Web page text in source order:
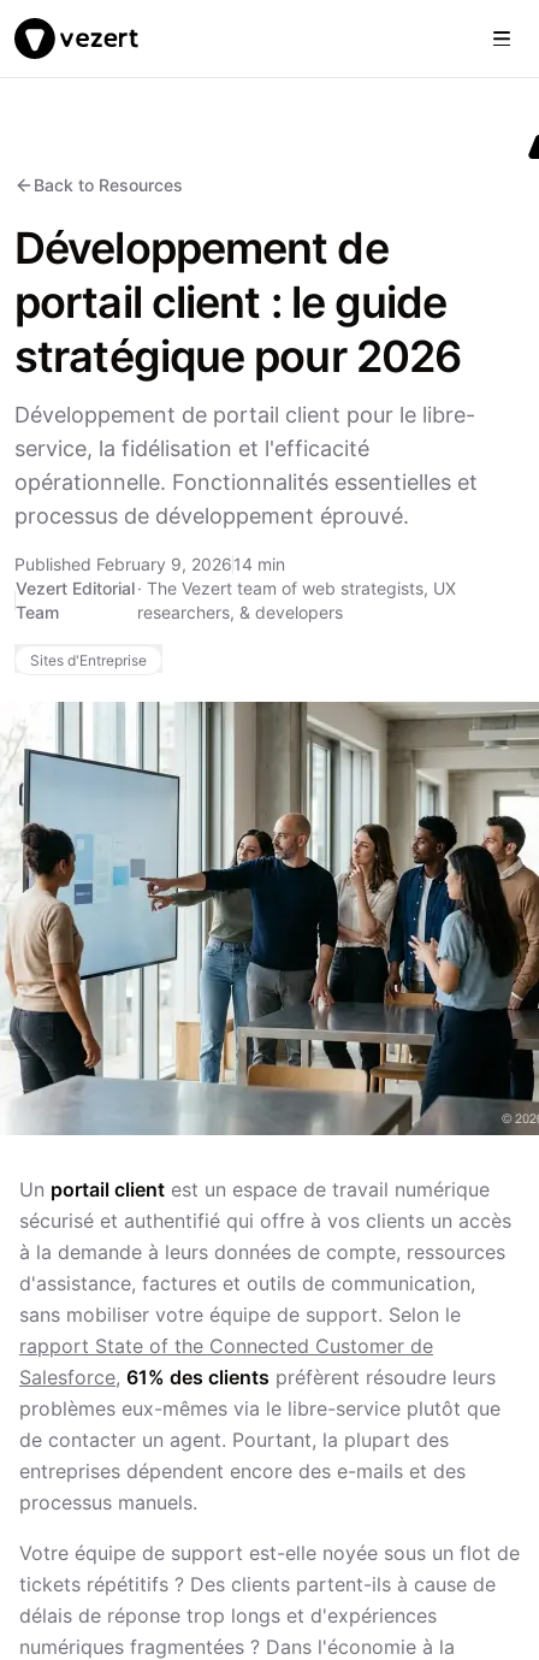
Vezert
Back to Resources
Développement de
portail client : le guide
stratégique pour 2026
Développement de portail client pour le libre-
service, la fidélisation et l'efficacité
opérationnelle. Fonctionnalités essentielles et
processus de développement éprouvé.
Published February 9, 202614 min
Vezert Editorial
Team
·The Vezert team of web strategists, UX
researchers, & developers
Sites d'Entreprise
Un portail client est un espace de travail numérique
sécurisé et authentifié qui offre à vos clients un accès
à la demande à leurs données de compte, ressources
d'assistance, factures et outils de communication,
sans mobiliser votre équipe de support. Selon le
rapport State of the Connected Customer de
Salesforce, 61% des clients préfèrent résoudre leurs
problèmes eux-mêmes via le libre-service plutôt que
de contacter un agent. Pourtant, la plupart des
entreprises dépendent encore des e-mails et des
processus manuels.
Votre équipe de support est-elle noyée sous un flot de
tickets répétitifs ? Des clients partent-ils à cause de
délais de réponse trop longs et d'expériences
numériques fragmentées ? Dans l'économie à la